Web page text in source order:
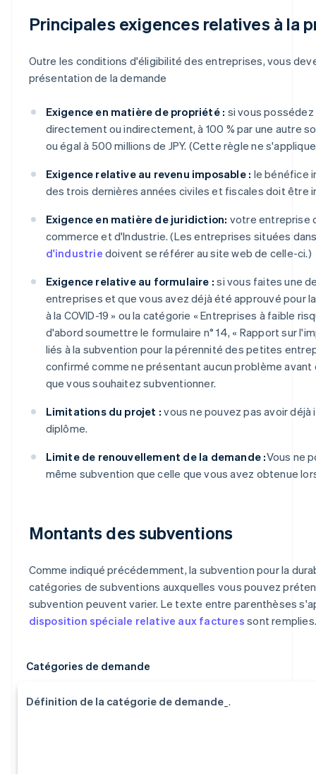
Principales exigences relatives à la
Outre les conditions d'éligibilité des entreprises, vous
présentation de la demande
Exigence en matière de propriété : si vous
directement ou indirectement, à 100 % par une autre
ou égal à 500 millions de JPY. (Cette règle ne
Exigence relative au revenu imposable : le bénéfice
des trois dernières années civiles et fiscales doit être
Exigence en matière de juridiction: votre entreprise
commerce et d'Industrie. (Les entreprises situées
d'industrie doivent se référer au site web de celle-ci.)
Exigence relative au formulaire : si vous faites une
entreprises et que vous avez déjà été approuvé pour
à la COVID-19 » ou la catégorie « Entreprises à faible
d'abord soumettre le formulaire n° 14, « Rapport sur
liés à la subvention pour la pérennité des petites
confirmé comme ne présentant aucun problème
que vous souhaitez subventionner.
Limitations du projet : vous ne pouvez pas avoir
diplôme.
Limite de renouvellement de la demande :Vous ne
même subvention que celle que vous avez obtenue
Montants des subventions
Comme indiqué précédemment, la subvention pour la
catégories de subventions auxquelles vous pouvez
subvention peuvent varier. Le texte entre parenthèses
disposition spéciale relative aux factures sont remplies.
Catégories de demande
Définition de la catégorie de demande_.